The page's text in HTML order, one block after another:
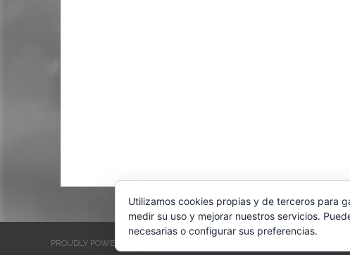
PROUDLY POWERED BY WORDPRESS
Utilizamos cookies propias y de terceros para
medir su uso y mejorar nuestros servicios.
necesarias o configurar sus preferencias.